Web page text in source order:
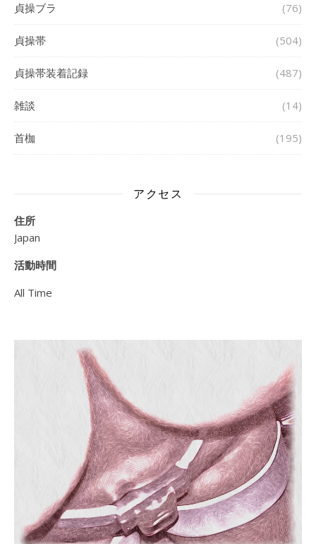
貞操ブラ (76)
貞操帯 (504)
貞操帯装着記録 (487)
雑談 (14)
首枷 (195)
アクセス
住所
Japan
活動時間
All Time